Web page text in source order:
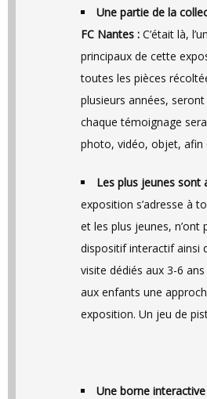
Une partie de la
FC Nantes : C’était là,
principaux de cette
toutes les pièces
plusieurs années,
chaque témoignage
photo, vidéo, objet, afin
Les plus jeunes sont
exposition s’adresse à
et les plus jeunes, n’ont
dispositif interactif ainsi
visite dédiés aux 3-6
aux enfants une
exposition. Un jeu de
Une borne interactive